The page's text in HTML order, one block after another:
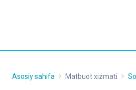
Asosiy sahifa Matbuot xizmati